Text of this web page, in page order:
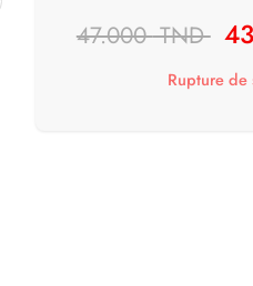
47.000TND
Rupture de